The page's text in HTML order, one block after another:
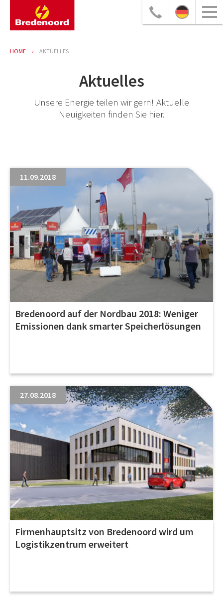
HOME AKTUELLES
Aktuelles
Unsere Energie teilen wir gern! Aktuelle
Neuigkeiten finden Sie hier.
11.09.2018
Bredenoord auf der Nordbau 2018: Weniger
Emissionen dank smarter Speicherlösungen
27.08.2018
Firmenhauptsitz von Bredenoord wird um
Logistikzentrum erweitert